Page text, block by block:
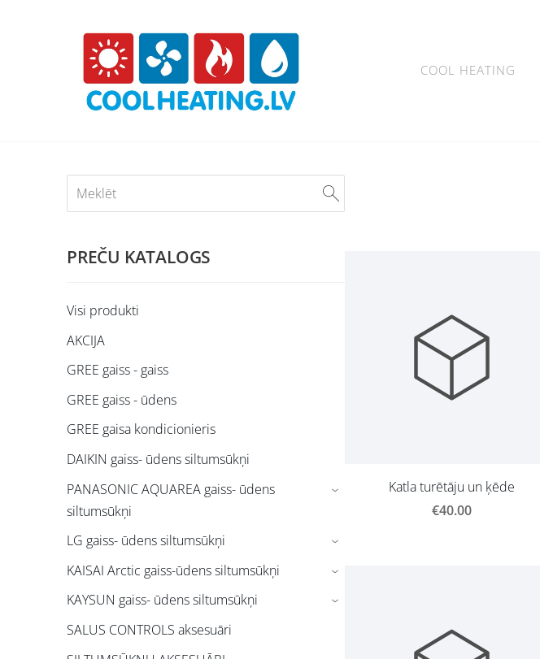
COOL HEATING
PREČU KATALOGS
Visi produkti
AKCIJA
GREE gaiss - gaiss
GREE gaiss - ūdens
GREE gaisa kondicionieris
DAIKIN gaiss- ūdens siltumsūkņi
PANASONIC AQUAREA gaiss- ūdens
siltumsūkņi
›
LG gaiss- ūdens siltumsūkņi ›
KAISAI Arctic gaiss-ūdens siltumsūkņi ›
KAYSUN gaiss- ūdens siltumsūkņi ›
SALUS CONTROLS aksesuāri
Katla turētāju un ķēde
€40.00